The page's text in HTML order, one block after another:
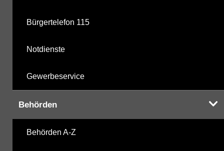
Bürgertelefon 115
Notdienste
Gewerbeservice
Behörden
Behörden A-Z